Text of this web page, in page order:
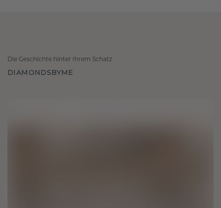
Die Geschichte hinter Ihrem Schatz
DIAMONDSBYME